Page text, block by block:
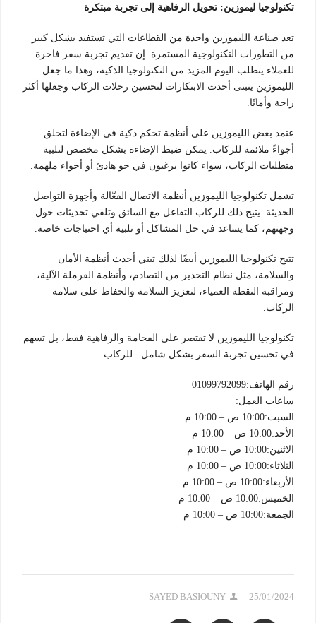
تكنولوجيا ليموزين: تحويل الرفاهية إلى تجربة مبتكرة
تعد صناعة الليموزين واحدة من القطاعات التي تستفيد بشكل كبير
من التطورات التكنولوجية المستمرة. إن تقديم تجربة سفر فاخرة
للعملاء يتطلب اليوم المزيد من التكنولوجيا الذكية، وهذا ما جعل
الليموزين يتبنى أحدث الابتكارات لتحسين رحلات الركاب وجعلها أكثر
راحة وأمانًا.
عتمد بعض الليموزين على أنظمة تحكم ذكية في الإضاءة لتخلق
أجواءً ملائمة للركاب. يمكن ضبط الإضاءة بشكل مخصص لتلبية
متطلبات الركاب، سواء كانوا يرغبون في جو هادئ أو أجواء ملهمة.
تشمل تكنولوجيا الليموزين أنظمة الاتصال الفعّالة وأجهزة التواصل
الحديثة. يتيح ذلك للركاب التفاعل مع السائق وتلقي تحديثات حول
وجهتهم، كما يساعد في حل المشاكل أو تلبية أي احتياجات خاصة.
تتيح تكنولوجيا الليموزين أيضًا لذلك تبني أحدث أنظمة الأمان
والسلامة، مثل نظام التحذير من التصادم، وأنظمة الفرملة الآلية،
ومراقبة النقطة العمياء، لتعزيز السلامة والحفاظ على سلامة
الركاب.
تكنولوجيا الليموزين لا تقتصر على الفخامة والرفاهية فقط، بل تسهم
في تحسين تجربة السفر بشكل شامل. للركاب.
رقم الهاتف:01099792099
ساعات العمل:
السبت:10:00 ص – 10:00 م
الأحد:10:00 ص – 10:00 م
الاثنين:10:00 ص – 10:00 م
الثلاثاء:10:00 ص – 10:00 م
الأربعاء:10:00 ص – 10:00 م
الخميس:10:00 ص – 10:00 م
الجمعة:10:00 ص – 10:00 م
25/01/2024
SAYED BASIOUNY